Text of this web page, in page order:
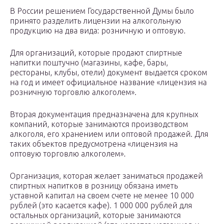
В России решением Государственной Думы было
принято разделить лицензии на алкогольную
продукцию на два вида: розничную и оптовую.
Для организаций, которые продают спиртные
напитки поштучно (магазины, кафе, бары,
рестораны, клубы, отели) документ выдается сроком
на год и имеет официальное название «лицензия на
розничную торговлю алкоголем».
Вторая документация предназначена для крупных
компаний, которые занимаются производством
алкоголя, его хранением или оптовой продажей. Для
таких объектов предусмотрена «лицензия на
оптовую торговлю алкоголем».
Организация, которая желает заниматься продажей
спиртных напитков в розницу обязана иметь
уставной капитал на своем счете не менее 10 000
рублей (это касается кафе). 1 000 000 рублей для
остальных организаций, которые занимаются